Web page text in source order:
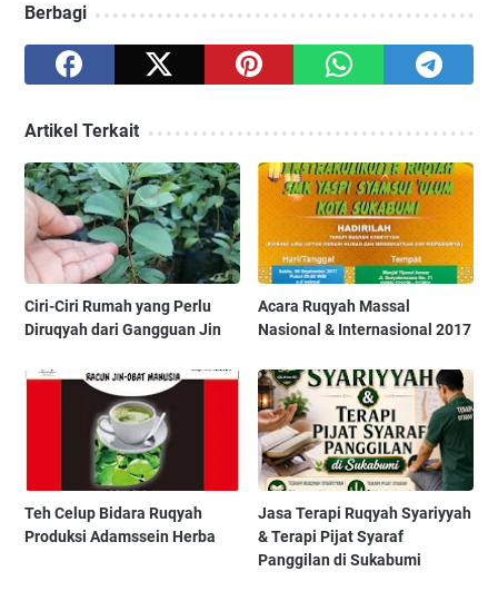
Berbagi
Artikel Terkait
Ciri-Ciri Rumah yang Perlu
Diruqyah dari Gangguan Jin
Acara Ruqyah Massal
Nasional & Internasional 2017
Teh Celup Bidara Ruqyah
Produksi Adamssein Herba
Jasa Terapi Ruqyah Syariyyah
& Terapi Pijat Syaraf
Panggilan di Sukabumi